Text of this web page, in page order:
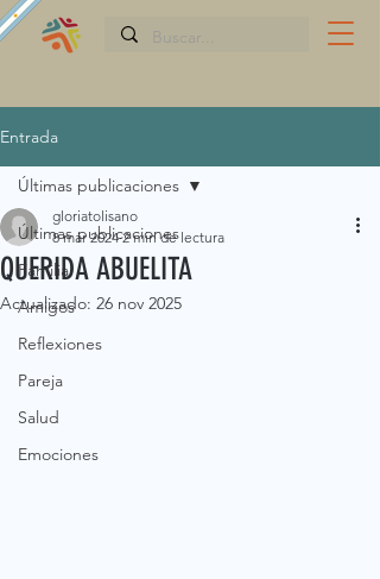
Entrada
Últimas publicaciones
Familia
Amigos
Reflexiones
Pareja
Salud
Emociones
Últimas publicaciones
QUERIDA ABUELITA
gloriatolisano
8 mar 2024 2 min de lectura
Actualizado: 26 nov 2025